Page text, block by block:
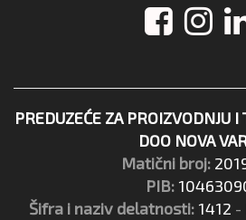
PREDUZEĆE ZA PROIZVODNJU
DOO NOVA
Matični broj:
PIB:
Šifra i naziv delatnosti: 1412 -